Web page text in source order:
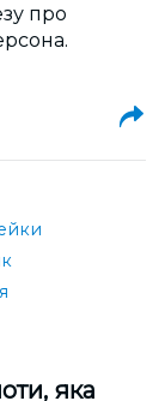
про
яка